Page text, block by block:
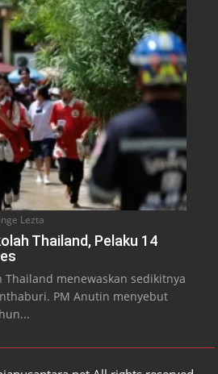
Lezta
Thailand, Pelaku 14
Thailand menewaskan sedikitnya
PM Anutin menyebut